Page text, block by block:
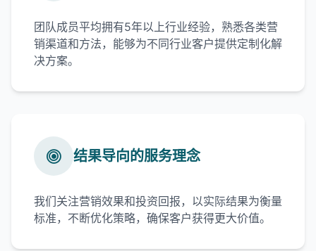
团队成员平均拥有5年以上行业经验，熟悉各类营
销渠道和方法，能够为不同行业客户提供定制化解
决方案。
结果导向的服务理念
我们关注营销效果和投资回报，以实际结果为衡量
标准，不断优化策略，确保客户获得更大价值。